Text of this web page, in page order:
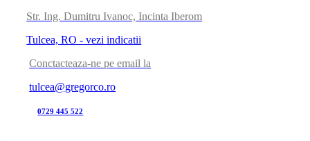
Str. Ing. Dumitru Ivanoc, Incinta Iberom
Tulcea, RO - vezi indicatii
Conctacteaza-ne pe email la
tulcea@gregorco.ro
0729 445 522